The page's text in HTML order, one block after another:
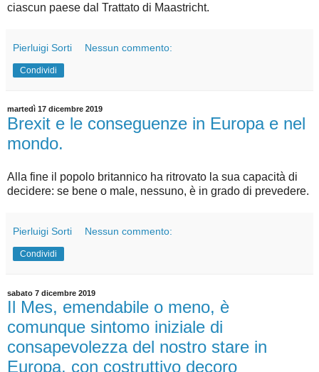
ciascun paese dal Trattato di Maastricht.
Pierluigi Sorti Nessun commento:
Condividi
martedì 17 dicembre 2019
Brexit e le conseguenze in Europa e nel
mondo.
Alla fine il popolo britannico ha ritrovato la sua capacità di
decidere: se bene o male, nessuno, è in grado di prevedere.
Pierluigi Sorti Nessun commento:
Condividi
sabato 7 dicembre 2019
Il Mes, emendabile o meno, è
comunque sintomo iniziale di
consapevolezza del nostro stare in
Europa, con costruttivo decoro